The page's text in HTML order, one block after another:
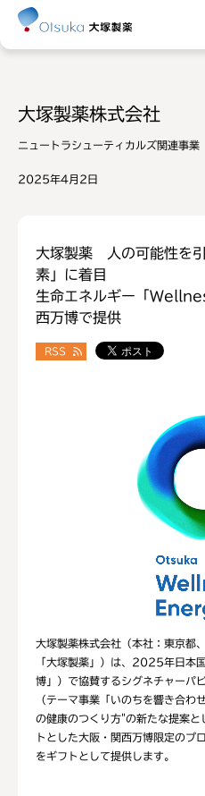
大塚製薬株式会社
ニュートラシューティカルズ関連事業
2025年4月2日
大塚製薬 人の可能性を
素」に着目
生命エネルギー「
西万博で提供
RSS
大塚製薬株式会社（本社：東京都
「大塚製薬」）は、2025年日本
博」）で協賛するシグネチャー
（テーマ事業「いのちを響き合わ
の健康のつくり方"の新たな提案
トとした大阪・関西万博限定の
をギフトとして提供します。